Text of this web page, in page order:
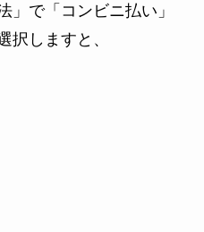
」で「コンビニ払い」
択しますと、